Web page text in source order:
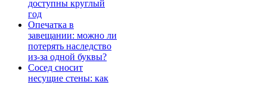
доступны круглый
год
Опечатка в
завещании: можно ли
потерять наследство
из-за одной буквы?
Сосед сносит
несущие стены: как